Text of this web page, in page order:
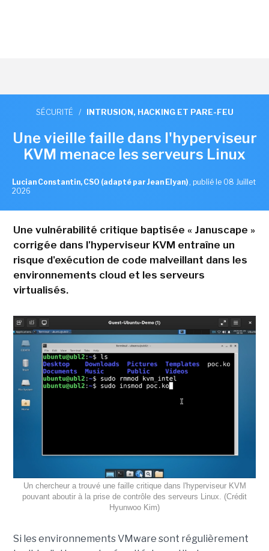
SÉCURITÉ / INTRUSION, HACKING ET PARE-FEU
Une vieille faille dans l'hyperviseur
KVM menace les serveurs Linux
Lucian Constantin, CSO (adapté par Jean Elyan) , publié le 08 Juillet
2026
Une vulnérabilité critique baptisée « Januscape »
corrigée dans l'hyperviseur KVM entraîne un
risque d'exécution de code malveillant dans les
environnements cloud et les serveurs
virtualisés.
Un chercheur a trouvé une faille critique dans l'hyperviseur KVM
pouvant aboutir à la prise de contrôle des serveurs Linux. (Crédit
Hyunwoo Kim)
Si les environnements VMware sont régulièrement